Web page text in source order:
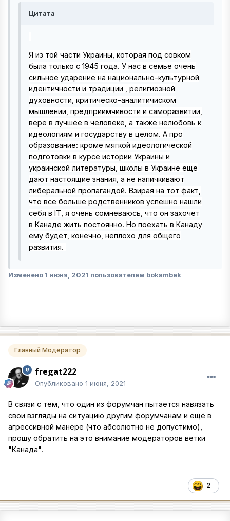
Цитата
Я из той части Украины, которая под совком
была только с 1945 года. У нас в семье очень
сильное ударение на национально-культурной
идентичности и традиции , религиозной
духовности, критическо-аналитичиском
мышлении, предприимчивости и саморазвитии,
вере в лучшее в человеке, а также нелюбовь к
идеологиям и государству в целом. А про
образование: кроме мягкой идеологической
подготовки в курсе истории Украины и
украинской литературы, школы в Украине еще
дают настоящие знания, а не напичкивают
либеральной пропагандой. Взирая на тот факт,
что все больше родственников успешно нашли
себя в IT, я очень сомневаюсь, что он захочет
в Канаде жить постоянно. Но поехать в Канаду
ему будет, конечно, неплохо для общего
развития.
Изменено 1 июня, 2021 пользователем bokambek
Главный Модератор
fregat222
Опубликовано 1 июня, 2021
В связи с тем, что один из форумчан пытается навязать
свои взгляды на ситуацию другим форумчанам и ещё в
агрессивной манере (что абсолютно не допустимо),
прошу обратить на это внимание модераторов ветки
"Канада".
2